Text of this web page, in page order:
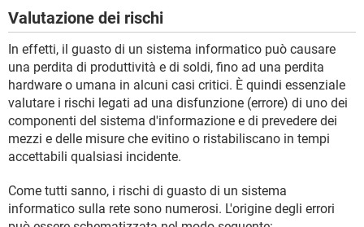
Valutazione dei rischi
In effetti, il guasto di un sistema informatico può causare
una perdita di produttività e di soldi, fino ad una perdita
hardware o umana in alcuni casi critici. È quindi essenziale
valutare i rischi legati ad una disfunzione (errore) di uno dei
componenti del sistema d'informazione e di prevedere dei
mezzi e delle misure che evitino o ristabiliscano in tempi
accettabili qualsiasi incidente.
Come tutti sanno, i rischi di guasto di un sistema
informatico sulla rete sono numerosi. L'origine degli errori